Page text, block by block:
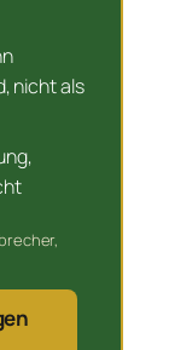
nicht als